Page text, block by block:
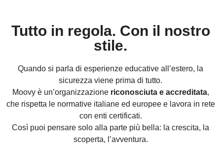
Tutto in regola. Con il nostro
stile.
Quando si parla di esperienze educative all’estero, la
sicurezza viene prima di tutto.
Moovy è un’organizzazione riconosciuta e accreditata,
che rispetta le normative italiane ed europee e lavora in rete
con enti certificati.
Così puoi pensare solo alla parte più bella: la crescita, la
scoperta, l’avventura.